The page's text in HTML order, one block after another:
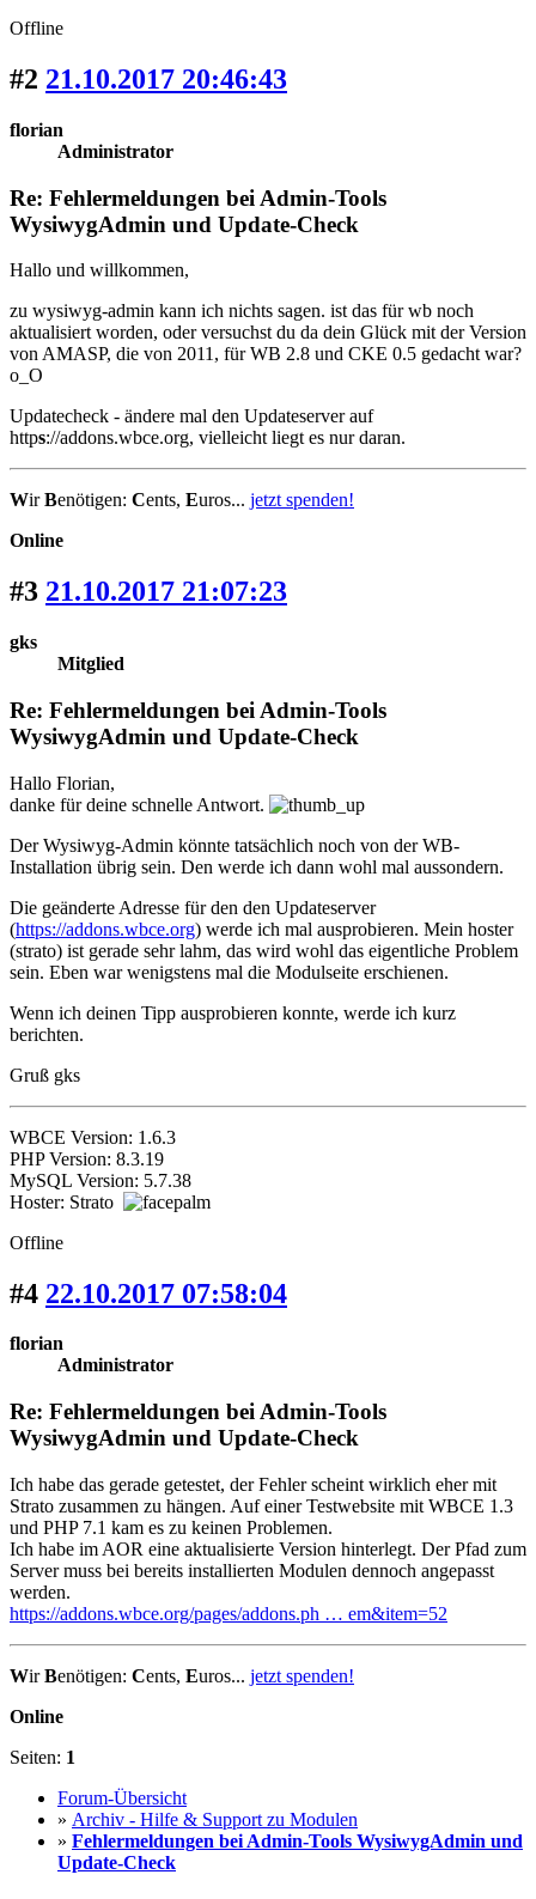
Offline
#2 21.10.2017 20:46:43
florian
Administrator
Re: Fehlermeldungen bei Admin-Tools
WysiwygAdmin und Update-Check
Hallo und willkommen,
zu wysiwyg-admin kann ich nichts sagen. ist das für wb noch
aktualisiert worden, oder versuchst du da dein Glück mit der Version
von AMASP, die von 2011, für WB 2.8 und CKE 0.5 gedacht war?
o_O
Updatecheck - ändere mal den Updateserver auf
https://addons.wbce.org, vielleicht liegt es nur daran.
WirBenötigen: Cents, Euros... jetzt spenden!
Online
#3 21.10.2017 21:07:23
gks
Mitglied
Re: Fehlermeldungen bei Admin-Tools
WysiwygAdmin und Update-Check
Hallo Florian,
danke für deine schnelle Antwort.
Der Wysiwyg-Admin könnte tatsächlich noch von der WB-
Installation übrig sein. Den werde ich dann wohl mal aussondern.
Die geänderte Adresse für den den Updateserver
(https://addons.wbce.org) werde ich mal ausprobieren. Mein hoster
(strato) ist gerade sehr lahm, das wird wohl das eigentliche Problem
sein. Eben war wenigstens mal die Modulseite erschienen.
Wenn ich deinen Tipp ausprobieren konnte, werde ich kurz
berichten.
Gruß gks
WBCE Version: 1.6.3
PHP Version: 8.3.19
MySQL Version: 5.7.38
Hoster: Strato
Offline
#4 22.10.2017 07:58:04
florian
Administrator
Re: Fehlermeldungen bei Admin-Tools
WysiwygAdmin und Update-Check
Ich habe das gerade getestet, der Fehler scheint wirklich eher mit
Strato zusammen zu hängen. Auf einer Testwebsite mit WBCE 1.3
und PHP 7.1 kam es zu keinen Problemen.
Ich habe im AOR eine aktualisierte Version hinterlegt. Der Pfad zum
Server muss bei bereits installierten Modulen dennoch angepasst
werden.
https://addons.wbce.org/pages/addons.ph … em&item=52
WirBenötigen: Cents, Euros... jetzt spenden!
Online
Seiten: 1
Forum-Übersicht
» Archiv - Hilfe & Support zu Modulen
» Fehlermeldungen bei Admin-Tools WysiwygAdmin und
Update-Check